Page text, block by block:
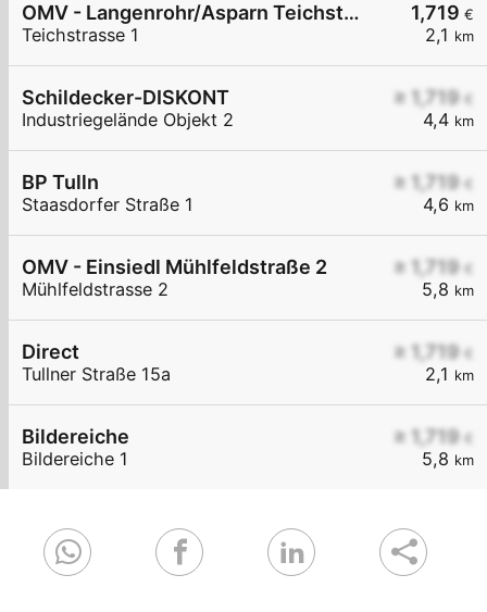
1,719 €
2,1 km
OMV - Langenrohr/Asparn Teichstraße 1
Teichstrasse 1
≥ 1,719 €
4,4 km
Schildecker-DISKONT
Industriegelände Objekt 2
≥ 1,719 €
4,6 km
BP Tulln
Staasdorfer Straße 1
≥ 1,719 €
5,8 km
OMV - Einsiedl Mühlfeldstraße 2
Mühlfeldstrasse 2
≥ 1,719 €
2,1 km
Direct
Tullner Straße 15a
≥ 1,719 €
5,8 km
Bildereiche
Bildereiche 1